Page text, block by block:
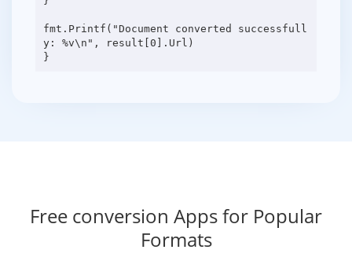
fmt.Printf("Document converted successfull
y: %v\n", result[0].Url)
Free conversion Apps for Popular
Formats